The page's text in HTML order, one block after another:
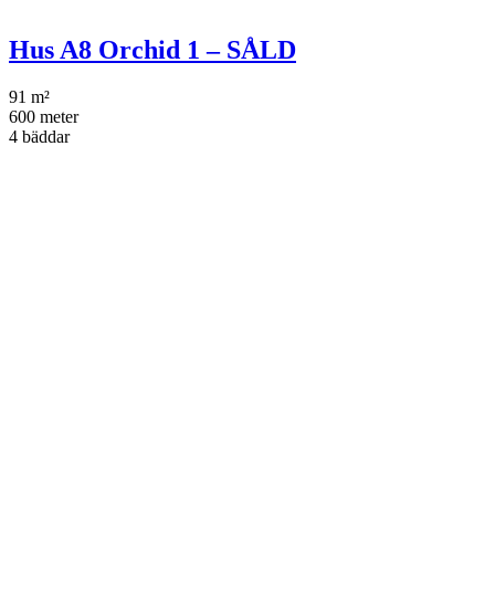
Hus A8 Orchid 1 – SÅLD
91 m²
600 meter
4 bäddar